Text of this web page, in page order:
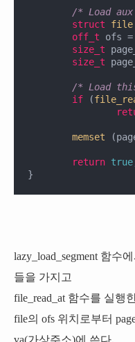
/* Load
struct
file
off_t ofs =
size_t
size_t
/* Load
if (
memset
return true
}
lazy_load_segment 함수
들을 가지고
file_read_at 함수를 실행
file의 ofs 위치로부터
va(가상주소)에 쓴다.